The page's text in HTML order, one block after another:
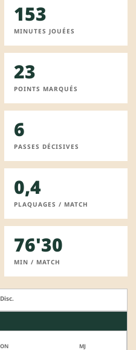
153
MINUTES JOUÉES
23
POINTS MARQUÉS
6
PASSES DÉCISIVES
0,4
PLAQUAGES / MATCH
76'30
MIN / MATCH
Disc.